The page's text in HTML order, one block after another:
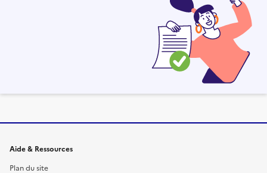
Informations et liens du site
Aide & Ressources
Plan du site